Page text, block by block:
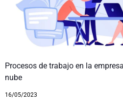
Procesos de trabajo en la
nube
16/05/2023